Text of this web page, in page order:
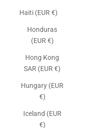
Haiti (EUR €)
Honduras
(EUR €)
Hong Kong
SAR (EUR €)
Hungary (EUR
€)
Iceland (EUR
€)